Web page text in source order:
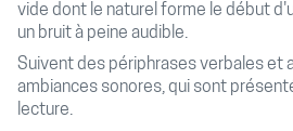
vide dont le naturel forme le début
un bruit à peine audible.
Suivent des périphrases verbales et
ambiances sonores, qui sont
lecture.